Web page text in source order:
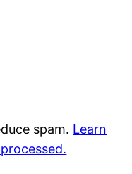
spam. Learn